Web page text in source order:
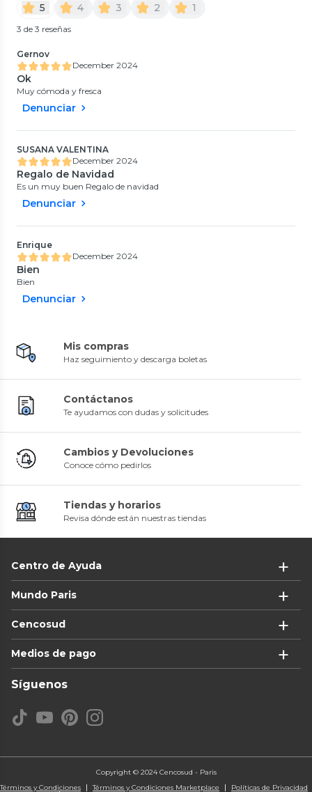
5 4 3 2 1
3 de 3 reseñas
Gernov
December 2024
Ok
Muy cómoda y fresca
Denunciar
SUSANA VALENTINA
December 2024
Regalo de Navidad
Es un muy buen Regalo de navidad
Denunciar
Enrique
December 2024
Bien
Bien
Denunciar
Mis compras
Haz seguimiento y descarga boletas
Contáctanos
Te ayudamos con dudas y solicitudes
Cambios y Devoluciones
Conoce cómo pedirlos
Tiendas y horarios
Revisa dónde están nuestras tiendas
Centro de Ayuda
Mundo Paris
Cencosud
Medios de pago
Síguenos
Copyright © 2024 Cencosud - Paris
Términos y Condiciones
Términos y Condiciones Marketplace Políticas de Privacidad